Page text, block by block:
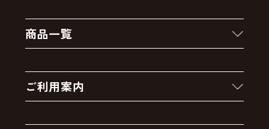
商品一覧
クーポン
卸販売・大量注文
ご利用案内